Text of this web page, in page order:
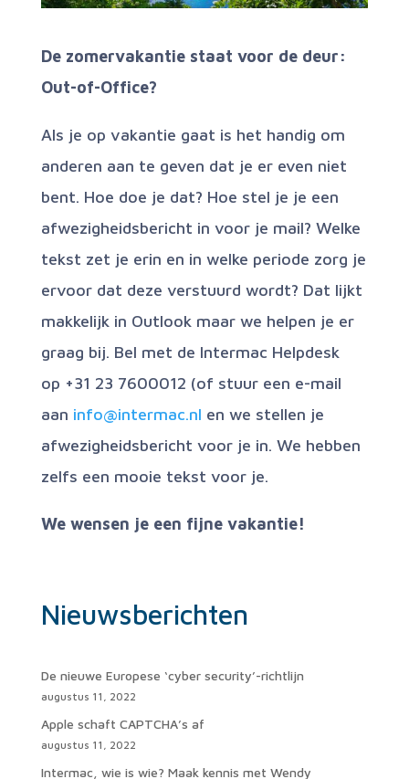
De zomervakantie staat voor de deur:
Out-of-Office?
Als je op vakantie gaat is het handig om
anderen aan te geven dat je er even niet
bent. Hoe doe je dat? Hoe stel je je een
afwezigheidsbericht in voor je mail? Welke
tekst zet je erin en in welke periode zorg je
ervoor dat deze verstuurd wordt? Dat lijkt
makkelijk in Outlook maar we helpen je er
graag bij. Bel met de Intermac Helpdesk
op +31 23 7600012 (of stuur een e-mail
aan info@intermac.nl en we stellen je
afwezigheidsbericht voor je in. We hebben
zelfs een mooie tekst voor je.
We wensen je een fijne vakantie!
Nieuwsberichten
De nieuwe Europese ‘cyber security’-richtlijn
augustus 11, 2022
Apple schaft CAPTCHA’s af
augustus 11, 2022
Intermac, wie is wie? Maak kennis met Wendy